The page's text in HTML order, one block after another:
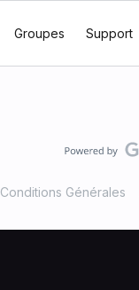
Groupes Support
Conditions Générales